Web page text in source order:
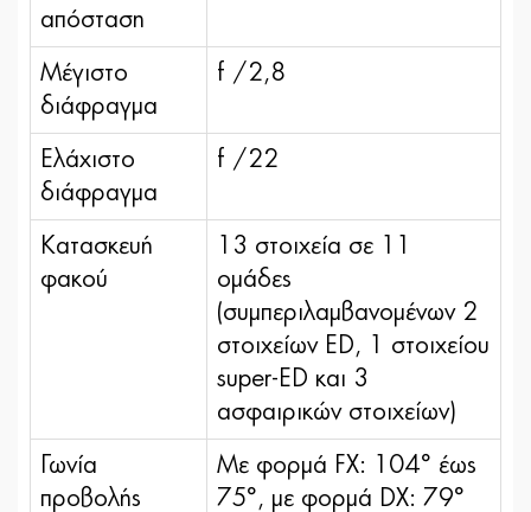
απόσταση
Μέγιστο
διάφραγμα
f /2,8
Ελάχιστο
διάφραγμα
f /22
Κατασκευή
φακού
13 στοιχεία σε 11
ομάδες
(συμπεριλαμβανομένων 2
στοιχείων ED, 1 στοιχείου
super-ED και 3
ασφαιρικών στοιχείων)
Γωνία
προβολής
Με φορμά FX: 104° έως
75°, με φορμά DX: 79°